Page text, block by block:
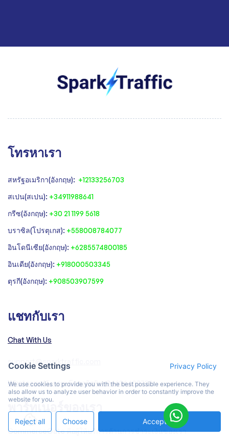
โทรหาเรา
สหรัฐอเมริกา(อังกฤษ): +12133256703
สเปน(สเปน): +34911988641
‍กรีซ(อังกฤษ): +30 21 1199 5618
‍บราซิล(โปรตุเกส): +558008784077‍
‍อินโดนีเซีย(อังกฤษ): +6285574800185
อินเดีย(อังกฤษ): +918000503345
ตุรกี(อังกฤษ): +908503907599
แชทกับเรา
Chat With Us
support@sparktraffic.com
Whatsapp(อังกฤษ, Español): +34696403722
พาร์ทเนอร์ของเรา
CommerceGate คือผู้ให้บริการด้านการชำระเงินของเรา
Cookie Settings Privacy Policy
We use cookies to provide you with the best possible experience. They
also allow us to analyze user behavior in order to constantly improve the
website for you.
Reject all Choose Accept All